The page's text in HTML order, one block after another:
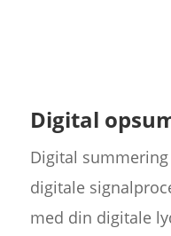
Digital
Digital
digitale
med din digitale